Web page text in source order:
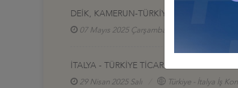
DEİK, KAMERUN-TÜRKİYE YUVARLAK
07 Mayıs 2025 Çarşamba
İTALYA - TÜRKİYE TİCARET HACMİ HEDEFİ:
29 Nisan 2025 Salı Türkiye - İtalya İş